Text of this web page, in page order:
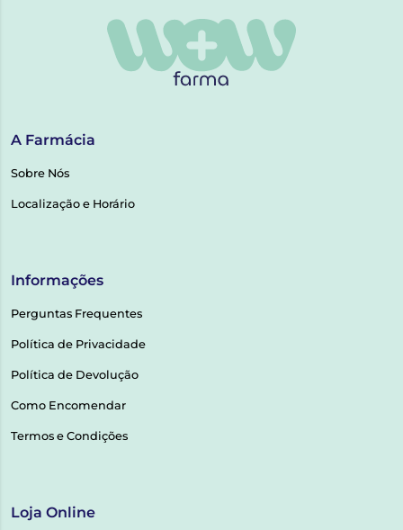
A Farmácia
Sobre Nós
Localização e Horário
Informações
Perguntas Frequentes
Política de Privacidade
Política de Devolução
Como Encomendar
Termos e Condições
Loja Online